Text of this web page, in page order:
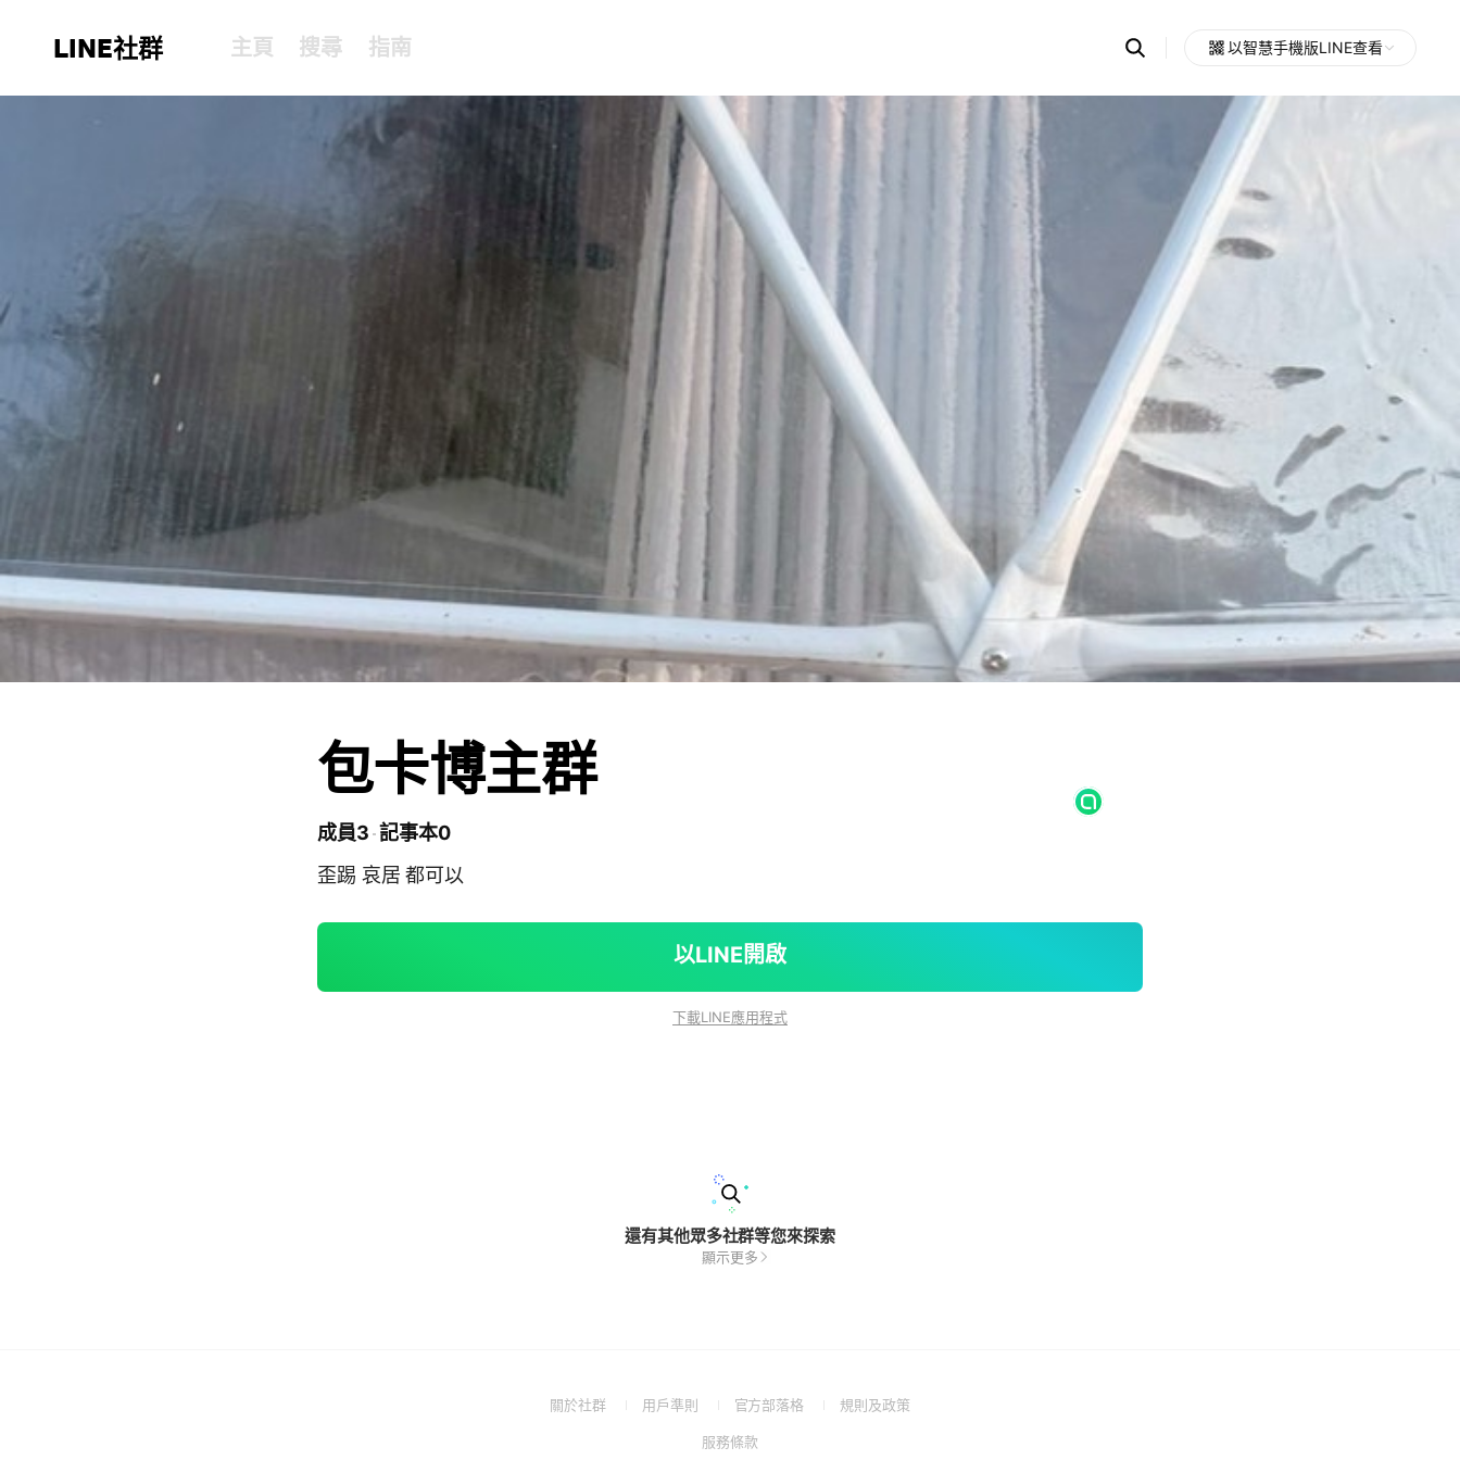
LINE社群 主頁 搜尋 指南 Search
OpenChats
messages
search
以智慧手機版LINE查看
包卡博主群
成員3 記事本0
歪踢 哀居 都可以
以LINE開啟
下載LINE應用程式
還有其他眾多社群等您來探索
顯示更多
關於社群
(Open用戶準則
(Open
a
官方部落格
(Open規則及政策(Open
服務條款(Open